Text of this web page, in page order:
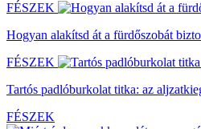
FÉSZEK
Hogyan alakítsd át a fürdőszobát
FÉSZEK
Tartós padlóburkolat titka: az
FÉSZEK